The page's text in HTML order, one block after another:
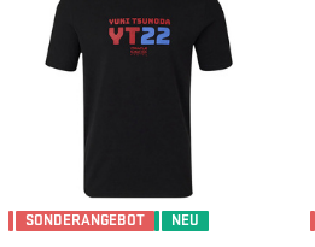
SONDERANGEBOT NEU